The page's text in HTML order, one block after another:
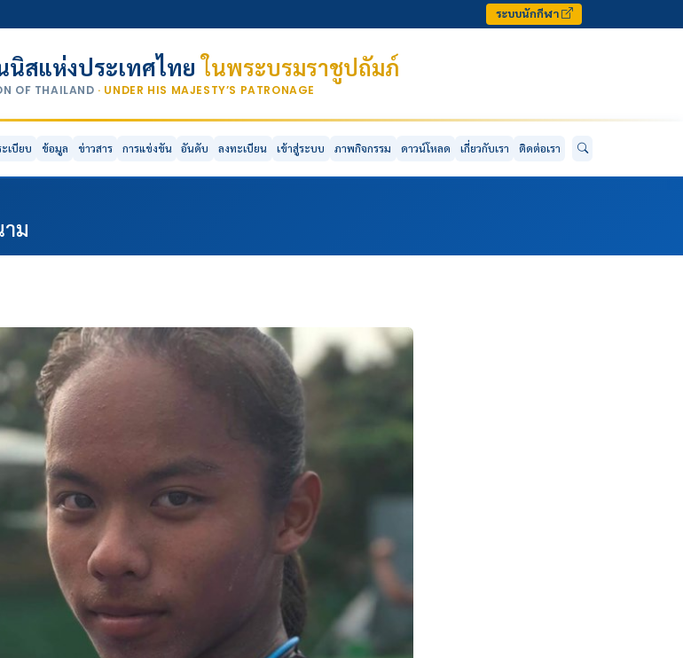
ระบบนักกีฬา
นิสแห่งประเทศไทยในพระบรมราชูปถัมภ์
OF THAILAND · UNDER HIS MAJESTY’S PATRONAGE
เบียบ ข้อมูล ข่าวสาร การแข่งขัน อันดับ ลงทะเบียน เข้าสู่ระบบ ภาพกิจกรรม ดาวน์โหลด เกี่ยวกับเรา ติดต่อเรา
ม